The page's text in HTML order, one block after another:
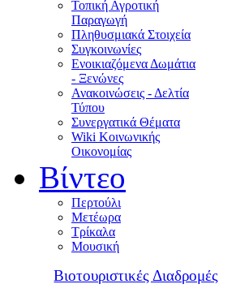
Τοπική Αγροτική
Παραγωγή
Πληθυσμιακά Στοιχεία
Συγκοινωνίες
Ενοικιαζόμενα Δωμάτια
- Ξενώνες
Ανακοινώσεις - Δελτία
Τύπου
Συνεργατικά Θέματα
Wiki Κοινωνικής
Οικονομίας
Βίντεο
Περτούλι
Μετέωρα
Τρίκαλα
Μουσική
Βιοτουριστικές Διαδρομές